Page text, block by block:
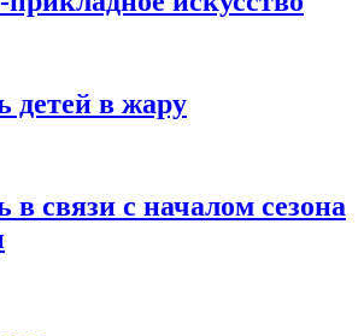
детей в жару
в связи с началом сезона